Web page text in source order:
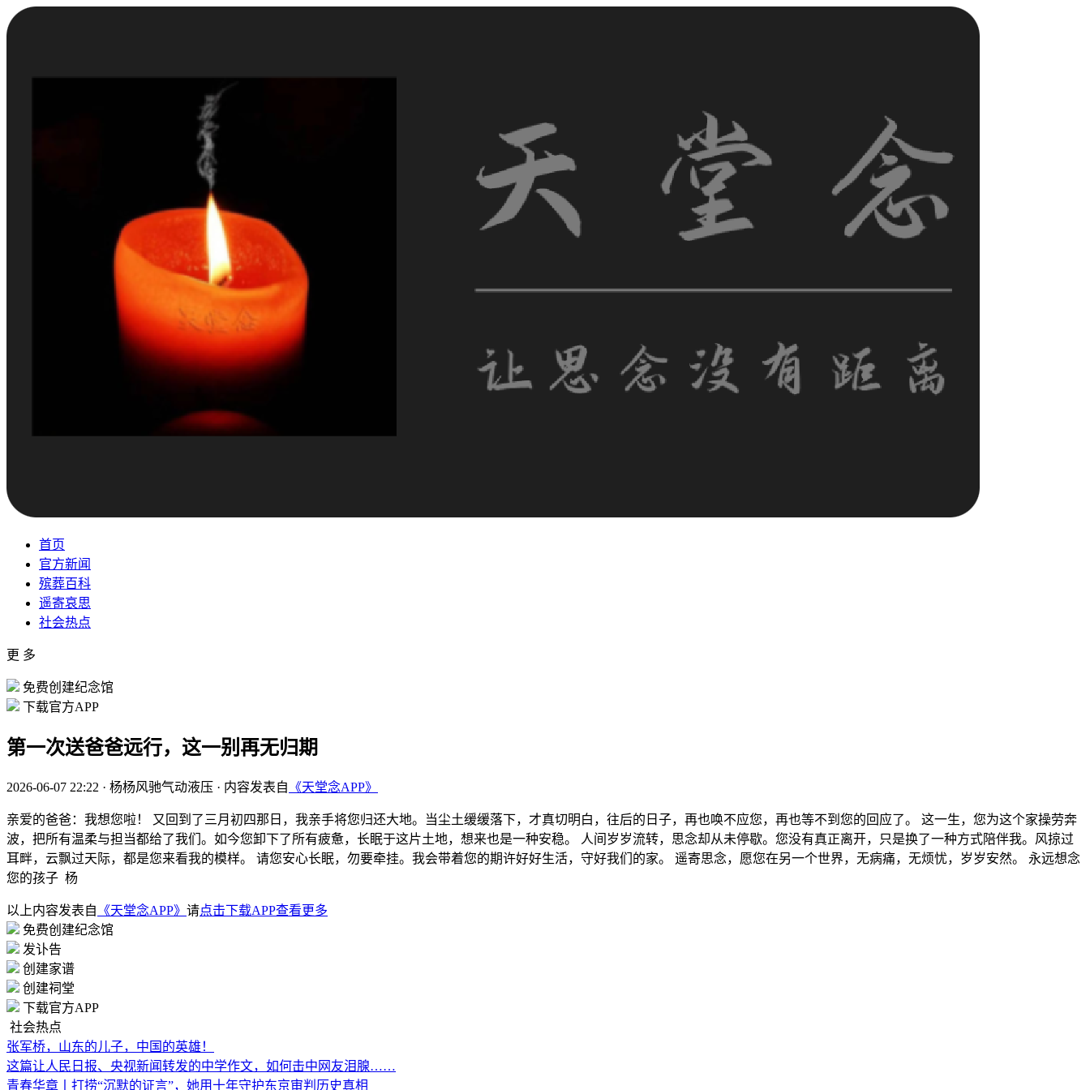
首页
官方新闻
殡葬百科
遥寄哀思
社会热点
更 多
免费创建纪念馆
下载官方APP
第一次送爸爸远行，这一别再无归期
2026-06-07 22:22 · 杨杨风驰气动液压 · 内容发表自 《天堂念APP》
亲爱的爸爸：我想您啦！ 又回到了三月初四那日，我亲手将您归还大地。当尘土缓缓落下，才真切明白，往后的日子，再也唤不应您，再也等不到您的回应了。 这一生，您为这个家操劳奔
波，把所有温柔与担当都给了我们。如今您卸下了所有疲惫，长眠于这片土地，想来也是一种安稳。 人间岁岁流转，思念却从未停歇。您没有真正离开，只是换了一种方式陪伴我。风掠过
耳畔，云飘过天际，都是您来看我的模样。 请您安心长眠，勿要牵挂。我会带着您的期许好好生活，守好我们的家。 遥寄思念，愿您在另一个世界，无病痛，无烦忧，岁岁安然。 永远想念
您的孩子 杨
以上内容发表自 《天堂念APP》 请点击下载APP查看更多
免费创建纪念馆
发讣告
创建家谱
创建祠堂
下载官方APP
社会热点
张军桥，山东的儿子，中国的英雄！
这篇让人民日报、央视新闻转发的中学作文，如何击中网友泪腺……
青春华章丨打捞“沉默的证言”，她用十年守护东京审判历史真相